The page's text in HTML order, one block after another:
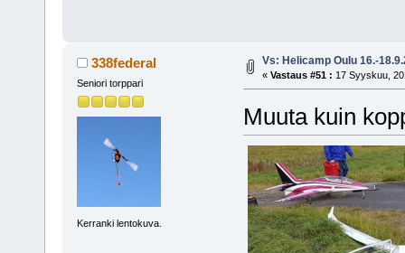
338federal
Seniori torppari
Kerranki lentokuva.
Vs: Helicamp Oulu 16.-
« Vastaus #51 : 17 Syyskuu,
Muuta kuin